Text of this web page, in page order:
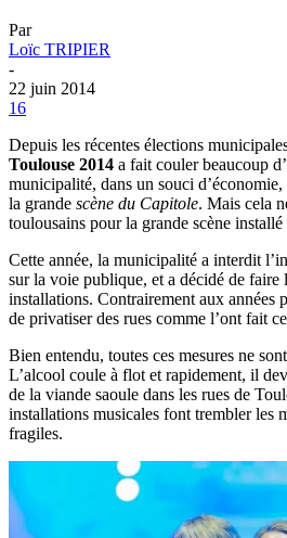
Par
Loïc TRIPIER
-
22 juin 2014
16
Depuis les récentes élections
Toulouse 2014 a fait couler beaucoup
municipalité, dans un souci
la grande scène du Capitole. Mais cela
toulousains pour la grande scène
Cette année, la municipalité a interdit
sur la voie publique, et a décidé de faire
installations. Contrairement aux années
de privatiser des rues comme l’ont fait
Bien entendu, toutes ces mesures ne
L’alcool coule à flot et rapidement, il
de la viande saoule dans les rues de
installations musicales font trembler les
fragiles.